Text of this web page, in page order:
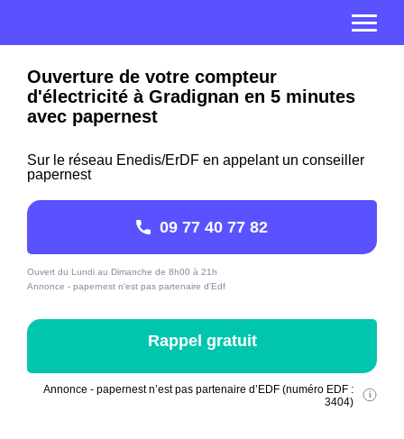
Ouverture de votre compteur
d'électricité à Gradignan en 5 minutes
avec papernest
Sur le réseau Enedis/ErDF en appelant un conseiller
papernest
09 77 40 77 82
Ouvert du Lundi au Dimanche de 8h00 à 21h
Annonce - papernest n'est pas partenaire d'Edf
Rappel gratuit
Annonce - papernest n’est pas partenaire d’EDF (numéro EDF :
3404)